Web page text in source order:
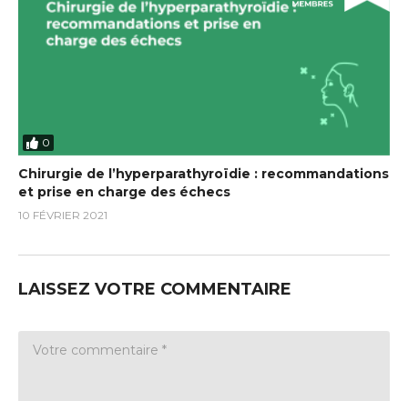
0
Chirurgie de l’hyperparathyroïdie : recommandations
et prise en charge des échecs
10 FÉVRIER 2021
LAISSEZ VOTRE COMMENTAIRE